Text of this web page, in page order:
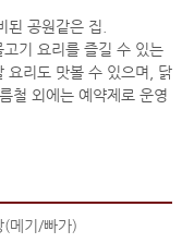
된 공원같은 집.
기 요리를 즐길 수 있는
요리도 맛볼 수 있으며, 닭
철 외에는 예약제로 운영
(메기/빠가)